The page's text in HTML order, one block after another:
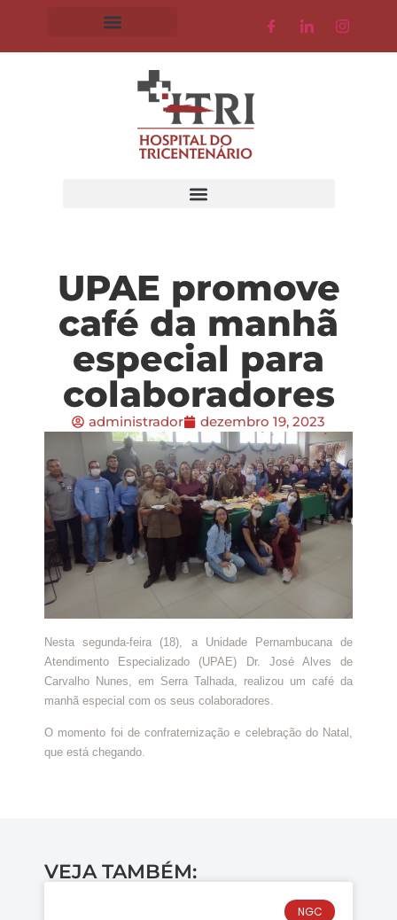
UPAE promove
café da manhã
especial para
colaboradores
administrador dezembro 19, 2023
Nesta segunda-feira (18), a Unidade Pernambucana de
Atendimento Especializado (UPAE) Dr. José Alves de
Carvalho Nunes, em Serra Talhada, realizou um café da
manhã especial com os seus colaboradores.
O momento foi de confraternização e celebração do Natal,
que está chegando.
VEJA TAMBÉM:
NGC